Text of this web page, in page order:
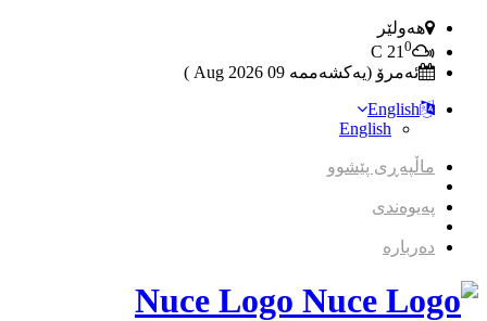
هەولێر
21 0
ئەمرۆ (یەکشەممە 09 2026 Aug )
English
English
ماڵپەڕی پێشوو
پەیوەندی
دەربارە
Nuce Logo